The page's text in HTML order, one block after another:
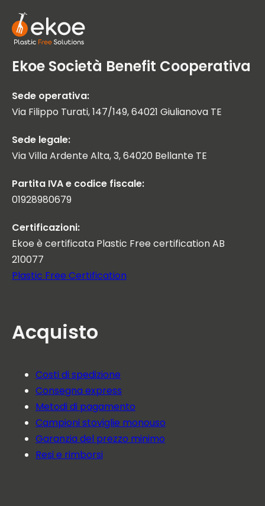
Ekoe Società Benefit Cooperativa
Sede operativa:
Via Filippo Turati, 147/149, 64021 Giulianova TE
Sede legale:
Via Villa Ardente Alta, 3, 64020 Bellante TE
Partita IVA e codice fiscale:
01928980679
Certificazioni:
Ekoe è certificata Plastic Free certification AB
210077
Plastic Free Certification
Acquisto
Costi di spedizione
Consegna express
Metodi di pagamento
Campioni stoviglie monouso
Garanzia del prezzo minimo
Resi e rimborsi